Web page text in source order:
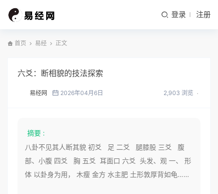
登录 注册
首页 易经 正文
六爻：断相貌的技法探索
易经网 2026年04月6日 2,903 浏览
摘要 :
八卦不见其人断其貌 初爻 足 二爻 腿膝股 三爻 腹
部、小腹 四爻 胸 五爻 耳面口 六爻 头发、观 一、 形
体 以卦身为用， 木瘦 金方 水主肥 土形敦厚背如龟……